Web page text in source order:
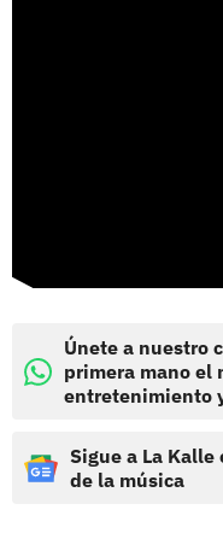
Únete a nuestro
primera mano el
entretenimiento
Sigue a La
de la música